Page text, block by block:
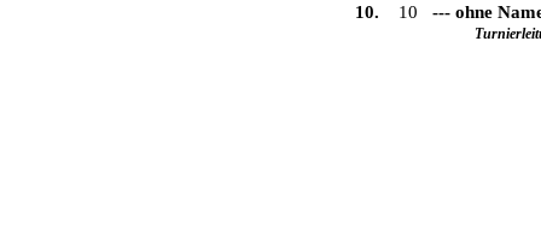
10.
10 --- ohne